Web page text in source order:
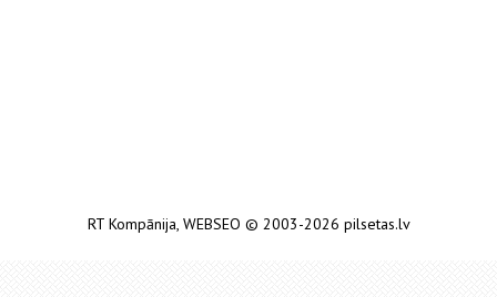
RT Kompānija, WEBSEO © 2003-2026 pilsetas.lv